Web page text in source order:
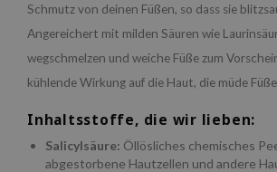
Schmutz von deinen Füßen, so dass sie
Angereichert mit milden Säuren wie
wegschmelzen und weiche Füße zum
kühlende Wirkung auf die Haut, die müde
Inhaltsstoffe, die wir lieben:
Salicylsäure: Öllösliches chemisches
abgestorbene Hautzellen und andere